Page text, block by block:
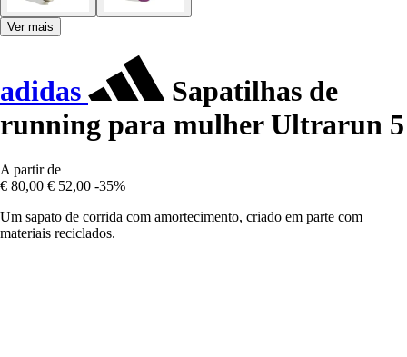
Ver mais
adidas
Sapatilhas de
running para mulher Ultrarun 5
A partir de
€ 80,00 € 52,00 -35%
Um sapato de corrida com amortecimento, criado em parte com
materiais reciclados.